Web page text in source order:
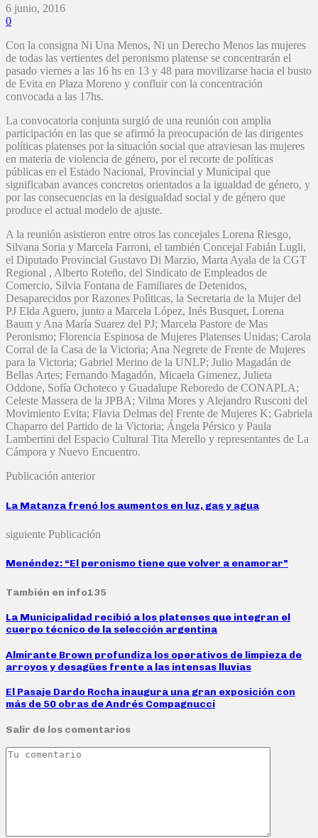
6 junio, 2016
0
Con la consigna Ni Una Menos, Ni un Derecho Menos las mujeres
de todas las vertientes del peronismo platense se concentrarán el
pasado viernes a las 16 hs en 13 y 48 para movilizarse hacia el busto
de Evita en Plaza Moreno y confluir con la concentración
convocada a las 17hs.
La convocatoria conjunta surgió de una reunión con amplia
participación en las que se afirmó la preocupación de las dirigentes
políticas platenses por la situación social que atraviesan las mujeres
en materia de violencia de género, por el recorte de políticas
públicas en el Estado Nacional, Provincial y Municipal que
significaban avances concretos orientados a la igualdad de género, y
por las consecuencias en la desigualdad social y de género que
produce el actual modelo de ajuste.
A la reunión asistieron entre otros las concejales Lorena Riesgo,
Silvana Soria y Marcela Farroni, el también Concejal Fabián Lugli,
el Diputado Provincial Gustavo Di Marzio, Marta Ayala de la CGT
Regional , Alberto Roteño, del Sindicato de Empleados de
Comercio, Silvia Fontana de Familiares de Detenidos,
Desaparecidos por Razones Polìticas, la Secretaria de la Mujer del
PJ Elda Aguero, junto a Marcela López, Inés Busquet, Lorena
Baum y Ana María Suarez del PJ; Marcela Pastore de Mas
Peronismo; Florencia Espinosa de Mujeres Platenses Unidas; Carola
Corral de la Casa de la Victoria; Ana Negrete de Frente de Mujeres
para la Victoria; Gabriel Merino de la UNLP; Julio Magadán de
Bellas Artes; Fernando Magadón, Micaela Gimenez, Julieta
Oddone, Sofía Ochoteco y Guadalupe Reboredo de CONAPLA;
Celeste Massera de la JPBA; Vilma Mores y Alejandro Rusconi del
Movimiento Evita; Flavia Delmas del Frente de Mujeres K; Gabriela
Chaparro del Partido de la Victoria; Ángela Pérsico y Paula
Lambertini del Espacio Cultural Tita Merello y representantes de La
Cámpora y Nuevo Encuentro.
Publicación anterior
La Matanza frenó los aumentos en luz, gas y agua
siguiente Publicación
Menéndez: “El peronismo tiene que volver a enamorar”
También en info135
La Municipalidad recibió a los platenses que integran el
cuerpo técnico de la selección argentina
Almirante Brown profundiza los operativos de limpieza de
arroyos y desagües frente a las intensas lluvias
El Pasaje Dardo Rocha inaugura una gran exposición con
más de 50 obras de Andrés Compagnucci
Salir de los comentarios